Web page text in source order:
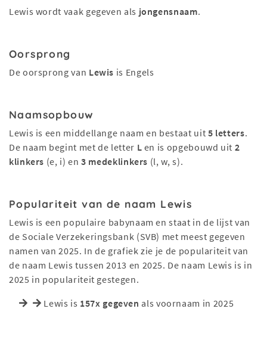
Lewis wordt vaak gegeven als jongensnaam.
Oorsprong
De oorsprong van Lewis is Engels
Naamsopbouw
Lewis is een middellange naam en bestaat uit 5 letters.
De naam begint met de letter L en is opgebouwd uit 2
klinkers (e, i) en3 medeklinkers (l, w, s).
Populariteit van de naam Lewis
Lewis is een populaire babynaam en staat in de lijst van
de Sociale Verzekeringsbank (SVB) met meest gegeven
namen van 2025. In de grafiek zie je de populariteit van
de naam Lewis tussen 2013 en 2025. De naam Lewis is in
2025 in populariteit gestegen.
Lewis is 157x gegeven als voornaam in 2025